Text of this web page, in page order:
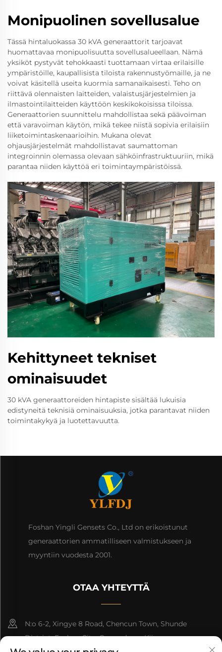
Monipuolinen sovellusalue
Tässä hintaluokassa 30 kVA generaattorit tarjoavat
huomattavaa monipuolisuutta sovellusalueellaan. Nämä
yksiköt pystyvät tehokkaasti tuottamaan virtaa erilaisille
ympäristöille, kaupallisista tiloista rakennustyömaille, ja ne
voivat käsitellä useita kuormia samanaikaisesti. Teho on
riittävä olennaisten laitteiden, valaistusjärjestelmien ja
ilmastointilaitteiden käyttöön keskikokoisissa tiloissa.
Generaattorien suunnittelu mahdollistaa sekä päävoiman
että varavoiman käytön, mikä tekee niistä sopivia erilaisiin
liiketoimintaskenaarioihin. Mukana olevat
ohjausjärjestelmät mahdollistavat saumattoman
integroinnin olemassa olevaan sähköinfrastruktuuriin, mikä
parantaa niiden käyttöä eri toimintaympäristöissä.
Kehittyneet tekniset
ominaisuudet
30 kVA generaattoreiden hintapiste sisältää lukuisia
edistyneitä teknisiä ominaisuuksia, jotka parantavat niiden
toimintakykyä ja luotettavuutta.
Foshan Yingli Gensets Co., Ltd on erikoistunut
generaattorien ammatilliseen valmistukseen ja
myyntiin vuodesta 2001.
OTAA YHTEYTTÄ
N:o 6-2, Xingye 8 Road, Chencun Town, Shunde
District, Foshan City, Guangdong, Kiina.